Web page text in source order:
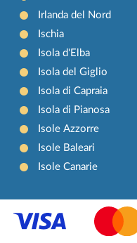
Irlanda del Nord
Ischia
Isola d'Elba
Isola del Giglio
Isola di Capraia
Isola di Pianosa
Isole Azzorre
Isole Baleari
Isole Canarie